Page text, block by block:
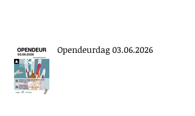
Opendeurdag 03.06.2026